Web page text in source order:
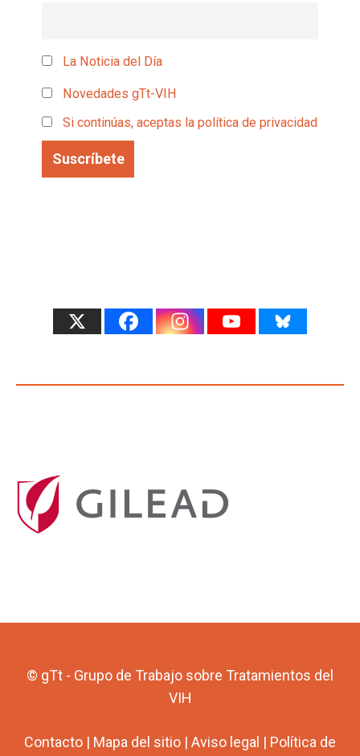
La Noticia del Día
Novedades gTt-VIH
Si continúas, aceptas la política de privacidad
© gTt - Grupo de Trabajo sobre Tratamientos del
VIH
Contacto | Mapa del sitio | Aviso legal | Política de